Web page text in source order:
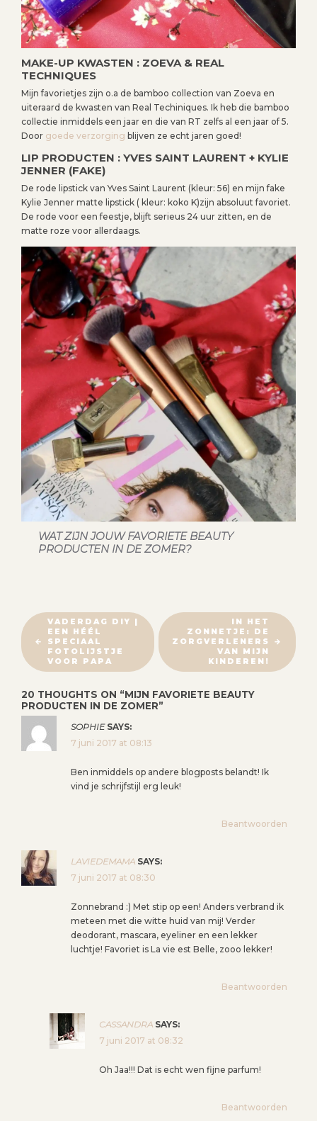
MAKE-UP KWASTEN : ZOEVA & REAL
TECHNIQUES
Mijn favorietjes zijn o.a de bamboo collection van Zoeva en
uiteraard de kwasten van Real Techiniques. Ik heb die bamboo
collectie inmiddels een jaar en die van RT zelfs al een jaar of 5.
Door goede verzorging blijven ze echt jaren goed!
LIP PRODUCTEN : YVES SAINT LAURENT + KYLIE
JENNER (FAKE)
De rode lipstick van Yves Saint Laurent (kleur: 56) en mijn fake
Kylie Jenner matte lipstick ( kleur: koko K)zijn absoluut favoriet.
De rode voor een feestje, blijft serieus 24 uur zitten, en de
matte roze voor allerdaags.
WAT ZIJN JOUW FAVORIETE BEAUTY
PRODUCTEN IN DE ZOMER?
B
E
R
C
H
N
T
I
E
VADERDAG DIY |
EEN HÉÉL
SPECIAAL
FOTOLIJSTJE
VOOR PAPA
IN HET
ZONNETJE: DE
ZORGVERLENERS
VAN MIJN
KINDEREN!
20 THOUGHTS ON “MIJN FAVORIETE BEAUTY
PRODUCTEN IN DE ZOMER”
SOPHIE SAYS:
7 juni 2017 at 08:13
Ben inmiddels op andere blogposts belandt! Ik
vind je schrijfstijl erg leuk!
Beantwoorden
LAVIEDEMAMA SAYS:
7 juni 2017 at 08:30
Zonnebrand :) Met stip op een! Anders verbrand ik
meteen met die witte huid van mij! Verder
deodorant, mascara, eyeliner en een lekker
luchtje! Favoriet is La vie est Belle, zooo lekker!
Beantwoorden
CASSANDRA SAYS:
7 juni 2017 at 08:32
Oh Jaa!!! Dat is echt wen fijne parfum!
Beantwoorden